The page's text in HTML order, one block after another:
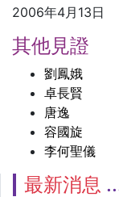
2006年4月13日
其他見證
劉鳳娥
卓長賢
唐逸
容國旋
李何聖儀
最新消息